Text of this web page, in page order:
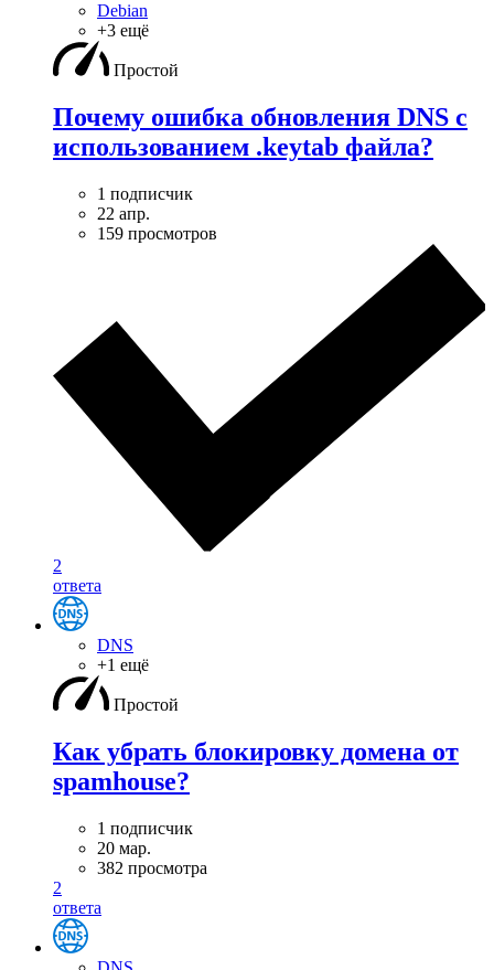
Debian
+3 ещё
Простой
Почему ошибка обновления DNS с
использованием .keytab файла?
1 подписчик
22 апр.
159 просмотров
2
ответа
DNS
+1 ещё
Простой
Как убрать блокировку домена от
spamhouse?
1 подписчик
20 мар.
382 просмотра
2
ответа